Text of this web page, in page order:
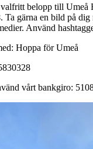
belopp till Umeå
. Ta gärna en bild på
Använd
Hoppa för Umeå
vårt bankgiro: